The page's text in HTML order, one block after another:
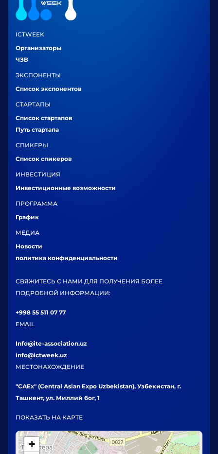
ICTWEEK
Организаторы
ЧЗВ
ЭКСПОНЕНТЫ
Список экспонентов
СТАРТАПЫ
Список стартапов
Путь стартапа
СПИКЕРЫ
Список спикеров
ИНВЕСТИЦИЯ
Инвестиционные возможности
ПРОГРАММА
График
МЕДИА
Новости
политика конфиденциальности
СВЯЖИТЕСЬ С НАМИ ДЛЯ ПОЛУЧЕНИЯ БОЛЕЕ
ПОДРОБНОЙ ИНФОРМАЦИИ:
+998 55 511 07 77
EMAIL
Info@ite-association.uz
info@ictweek.uz
МЕСТОНАХОЖДЕНИЕ
"CAEx" (Central Asian Expo Uzbekistan), Узбекистан, г.
Ташкент, ул. Миллий бог, 1
ПОКАЗАТЬ НА КАРТЕ
+